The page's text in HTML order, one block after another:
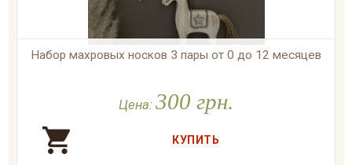
Набор махровых носков 3 пары от 0 до 12 месяцев
Цена: 300 грн.